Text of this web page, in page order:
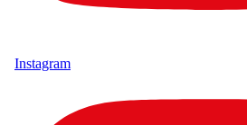
Instagram